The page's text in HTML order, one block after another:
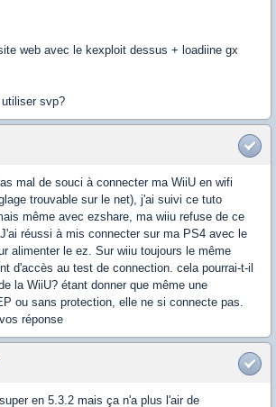
web avec le kexploit dessus + loadiine gx
svp?
mal de souci à connecter ma WiiU en wifi
trouvable sur le net), j'ai suivi ce tuto
même avec ezshare, ma wiiu refuse de ce
réussi à mis connecter sur ma PS4 avec le
alimenter le ez. Sur wiiu toujours le même
d'accès au test de connection. cela pourrai-t-il
la WiiU? étant donner que même une
ou sans protection, elle ne si connecte pas.
réponse
en 5.3.2 mais ça n'a plus l'air de